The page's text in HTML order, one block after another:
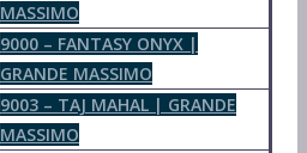
MASSIMO
9000 – FANTASY ONYX |
GRANDE MASSIMO
9003 – TAJ MAHAL | GRANDE
MASSIMO